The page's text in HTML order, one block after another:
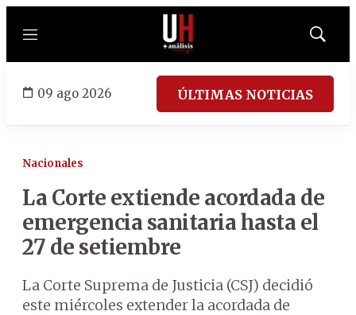
Menú
Mostrar
09 ago 2026 ÚLTIMAS NOTICIAS
Nacionales
La Corte extiende acordada de
emergencia sanitaria hasta el
27 de setiembre
La Corte Suprema de Justicia (CSJ) decidió
este miércoles extender la acordada de